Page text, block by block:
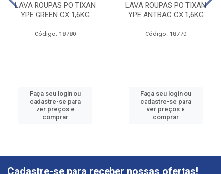
LAVA ROUPAS PO TIXAN
YPE GREEN CX 1,6KG
Código: 18780
Faça seu login ou
cadastre-se para
ver preços e
comprar
LAVA ROUPAS PO TIXAN
YPE ANTBAC CX 1,6KG
Código: 18770
Faça seu login ou
cadastre-se para
ver preços e
comprar
Cadastre-se para receber nossas ofertas!